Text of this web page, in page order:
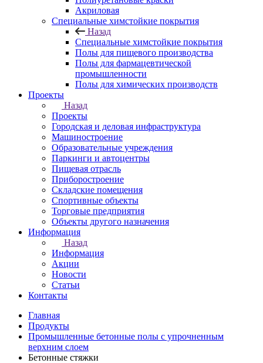
Акриловая
Специальные химстойкие покрытия
Назад
Специальные химстойкие покрытия
Полы для пищевого производства
Полы для фармацевтической
промышленности
Полы для химических производств
Проекты
Назад
Проекты
Городская и деловая инфраструктура
Машиностроение
Образовательные учреждения
Паркинги и автоцентры
Пищевая отрасль
Приборостроение
Складские помещения
Спортивные объекты
Торговые предприятия
Объекты другого назначения
Информация
Назад
Информация
Акции
Новости
Статьи
Контакты
Главная
Продукты
Промышленные бетонные полы с упрочненным
верхним слоем
Бетонные стяжки